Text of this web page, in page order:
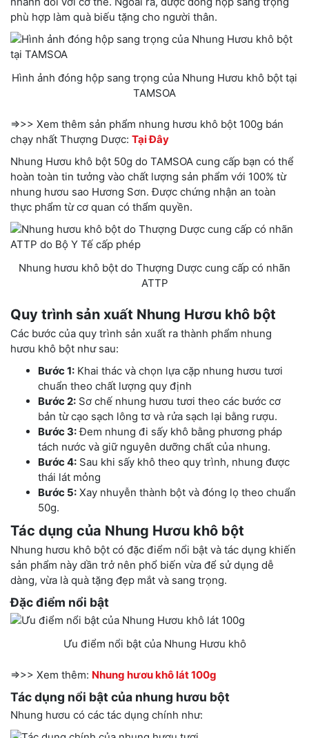
phù hợp làm quà biếu tặng cho người thân.
Hình ảnh đóng hộp sang trọng của Nhung Hươu khô bột tại
TAMSOA
=>>> Xem thêm sản phẩm nhung hươu khô bột 100g bán
chạy nhất Thượng Dược: Tại Đây
Nhung Hươu khô bột 50g do TAMSOA cung cấp bạn có thể
hoàn toàn tin tưởng vào chất lượng sản phẩm với 100% từ
nhung hươu sao Hương Sơn. Được chứng nhận an toàn
thực phẩm từ cơ quan có thẩm quyền.
Nhung hươu khô bột do Thượng Dược cung cấp có nhãn
ATTP
Quy trình sản xuất Nhung Hươu khô bột
Các bước của quy trình sản xuất ra thành phẩm nhung
hươu khô bột như sau:
Bước 1: Khai thác và chọn lựa cặp nhung hươu tươi
chuẩn theo chất lượng quy định
Bước 2: Sơ chế nhung hươu tươi theo các bước cơ
bản từ cạo sạch lông tơ và rửa sạch lại bằng rượu.
Bước 3:Đem nhung đi sấy khô bằng phương pháp
tách nước và giữ nguyên dưỡng chất của nhung.
Bước 4: Sau khi sấy khô theo quy trình, nhung được
thái lát mỏng
Bước 5: Xay nhuyễn thành bột và đóng lọ theo chuẩn
50g.
Tác dụng của Nhung Hươu khô bột
Nhung hươu khô bột có đặc điểm nổi bật và tác dụng khiến
sản phẩm này dần trở nên phổ biến vừa để sử dụng dễ
dàng, vừa là quà tặng đẹp mắt và sang trọng.
Đặc điểm nổi bật
Ưu điểm nổi bật của Nhung Hươu khô
=>>> Xem thêm: Nhung hươu khô lát 100g
Tác dụng nổi bật của nhung hươu bột
Nhung hươu có các tác dụng chính như: